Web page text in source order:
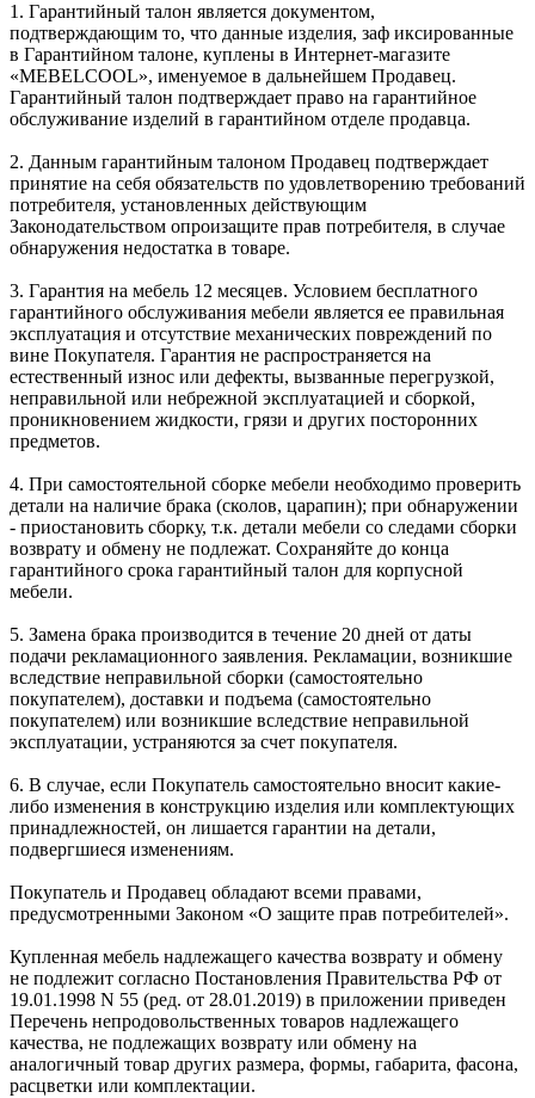
1. Гарантийный талон является документом,
подтверждающим то, что данные изделия, заф иксированные
в Гарантийном талоне, куплены в Интернет-магазите
«MEBELCOOL», именуемое в дальнейшем Продавец.
Гарантийный талон подтверждает право на гарантийное
обслуживание изделий в гарантийном отделе продавца.
2. Данным гарантийным талоном Продавец подтверждает
принятие на себя обязательств по удовлетворению требований
потребителя, установленных действующим
Законодательством опроизащите прав потребителя, в случае
обнаружения недостатка в товаре.
3. Гарантия на мебель 12 месяцев. Условием бесплатного
гарантийного обслуживания мебели является ее правильная
эксплуатация и отсутствие механических повреждений по
вине Покупателя. Гарантия не распространяется на
естественный износ или дефекты, вызванные перегрузкой,
неправильной или небрежной эксплуатацией и сборкой,
проникновением жидкости, грязи и других посторонних
предметов.
4. При самостоятельной сборке мебели необходимо проверить
детали на наличие брака (сколов, царапин); при обнаружении
- приостановить сборку, т.к. детали мебели со следами сборки
возврату и обмену не подлежат. Сохраняйте до конца
гарантийного срока гарантийный талон для корпусной
мебели.
5. Замена брака производится в течение 20 дней от даты
подачи рекламационного заявления. Рекламации, возникшие
вследствие неправильной сборки (самостоятельно
покупателем), доставки и подъема (самостоятельно
покупателем) или возникшие вследствие неправильной
эксплуатации, устраняются за счет покупателя.
6. В случае, если Покупатель самостоятельно вносит какие-
либо изменения в конструкцию изделия или комплектующих
принадлежностей, он лишается гарантии на детали,
подвергшиеся изменениям.
Покупатель и Продавец обладают всеми правами,
предусмотренными Законом «О защите прав потребителей».
Купленная мебель надлежащего качества возврату и обмену
не подлежит согласно Постановления Правительства РФ от
19.01.1998 N 55 (ред. от 28.01.2019) в приложении приведен
Перечень непродовольственных товаров надлежащего
качества, не подлежащих возврату или обмену на
аналогичный товар других размера, формы, габарита, фасона,
расцветки или комплектации.